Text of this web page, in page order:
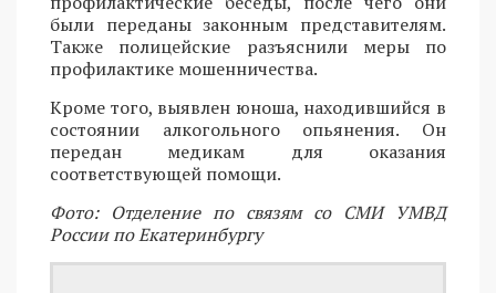
были переданы законным представителям.
Также полицейские разъяснили меры по
профилактике мошенничества.
Кроме того, выявлен юноша, находившийся в
состоянии алкогольного опьянения. Он
передан медикам для оказания
соответствующей помощи.
Фото: Отделение по связям со СМИ УМВД
России по Екатеринбургу